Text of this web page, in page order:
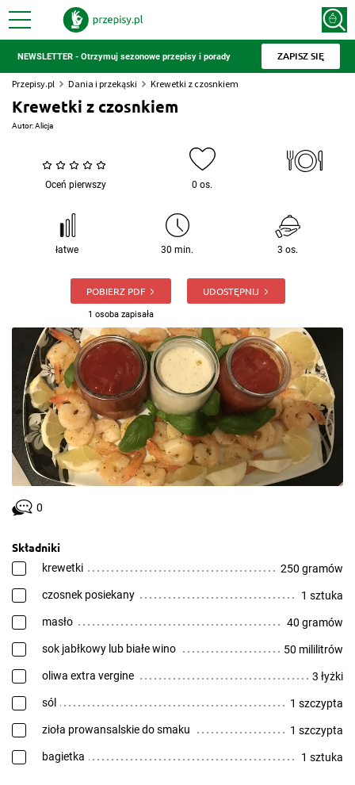
NEWSLETTER - Otrzymuj sezonowe przepisy i porady ZAPISZ SIĘ
Przepisy.pl Dania i przekąski Krewetki z czosnkiem
Krewetki z czosnkiem
Autor:Alicja
Oceń pierwszy 0 os.
łatwe 30 min. 3 os.
POBIERZ PDF
1 osoba zapisała
UDOSTĘPNIJ
0
Składniki
krewetki 250 gramów
czosnek posiekany 1 sztuka
masło 40 gramów
sok jabłkowy lub białe wino 50 mililitrów
oliwa extra vergine 3 łyżki
sól 1 szczypta
zioła prowansalskie do smaku 1 szczypta
bagietka 1 sztuka